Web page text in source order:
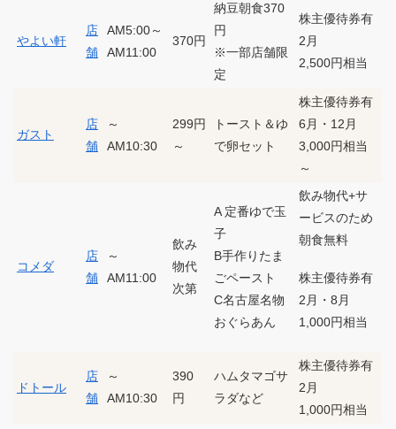
やよい軒
店
舗
AM5:00～
AM11:00
370円
納豆朝食370
円
※一部店舗限
定
株主優待券有
2月
2,500円相当
ガスト
店
舗
～
AM10:30
299円
～
トースト＆ゆ
で卵セット
株主優待券有
6月・12月
3,000円相当
～
コメダ
店
舗
～
AM11:00
飲み
物代
次第
A 定番ゆで玉
子
B手作りたま
ごペースト
C名古屋名物
おぐらあん
飲み物代+サ
ービスのため
朝食無料
株主優待券有
2月・8月
1,000円相当
ドトール
店
舗
～
AM10:30
390
円
ハムタマゴサ
ラダなど
株主優待券有
2月
1,000円相当